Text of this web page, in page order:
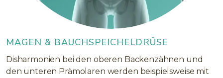
MAGEN & BAUCHSPEICHELDRÜSE
Disharmonien bei den oberen Backenzähnen und
den unteren Prämolaren werden beispielsweise mit